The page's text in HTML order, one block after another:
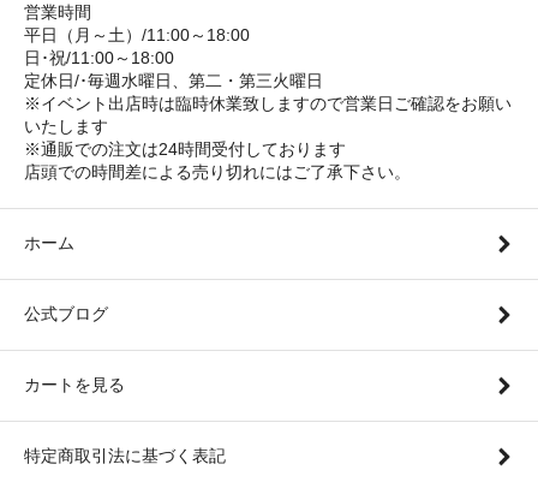
営業時間
平日（月～土）/11:00～18:00
日･祝/11:00～18:00
定休日/･毎週水曜日、第二・第三火曜日
※イベント出店時は臨時休業致しますので営業日ご確認をお願い
いたします
※通販での注文は24時間受付しております
店頭での時間差による売り切れにはご了承下さい。
ホーム
公式ブログ
カートを見る
特定商取引法に基づく表記